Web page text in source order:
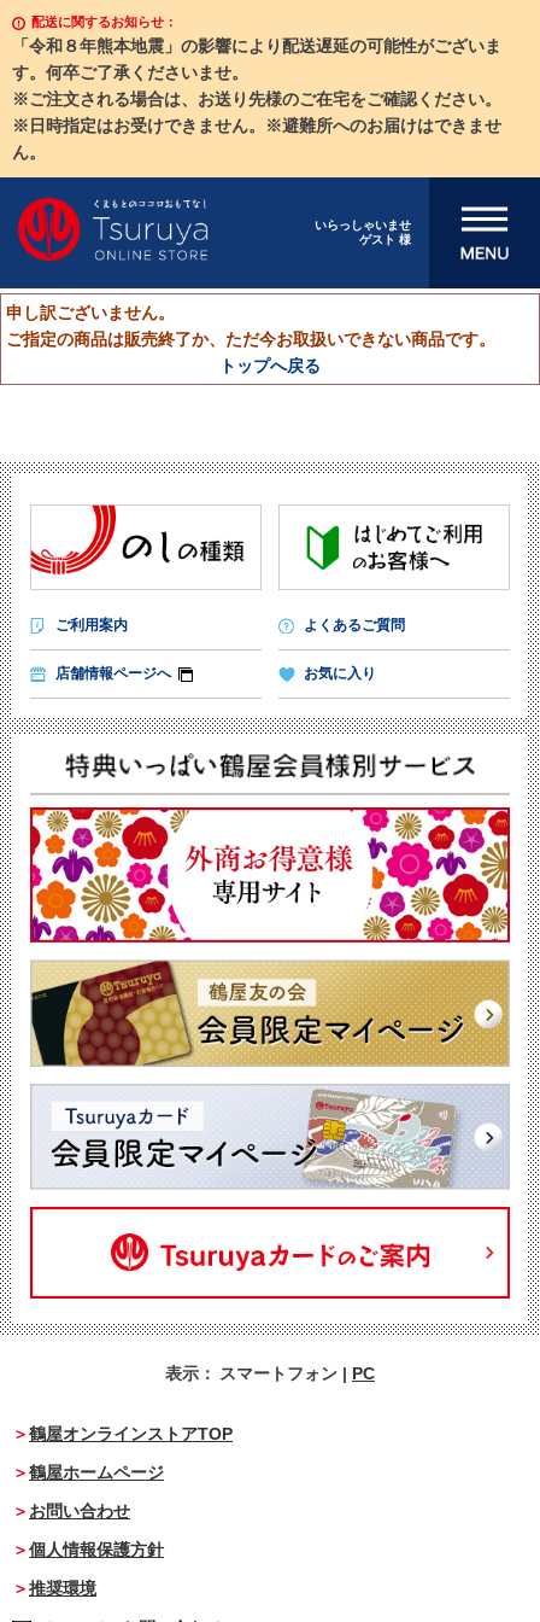
配送に関するお知らせ：
「令和８年熊本地震」の影響により配送遅延の可能性がございま
す。何卒ご了承くださいませ。
※ご注文される場合は、お送り先様のご在宅をご確認ください。
※日時指定はお受けできません。※避難所へのお届けはできませ
ん。
いらっしゃいませ
ゲスト 様
メニューを開
申し訳ございません。
ご指定の商品は販売終了か、ただ今お取扱いできない商品です。
トップへ戻る
ご利用案内 よくあるご質問
店舗情報ページへ お気に入り
表示： スマートフォン | PC
鶴屋オンラインストアTOP
鶴屋ホームページ
お問い合わせ
個人情報保護方針
推奨環境